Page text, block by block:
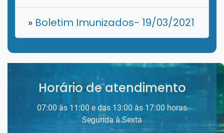
» Boletim Imunizados- 19/03/2021
Horário de atendimento
07:00 às 11:00 e das 13:00 às 17:00 horas
Segunda à Sexta